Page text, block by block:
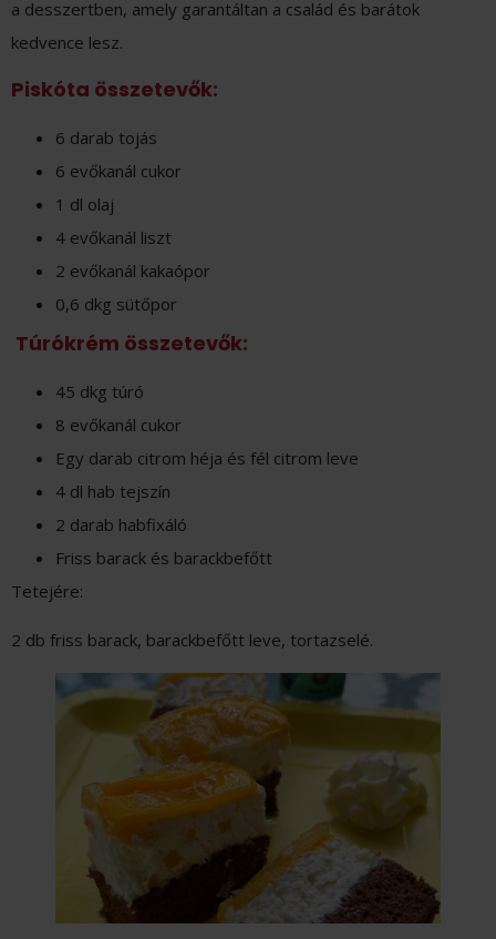
a desszertben, amely garantáltan a család és barátok
kedvence lesz.
Piskóta összetevők:
6 darab tojás
6 evőkanál cukor
1 dl olaj
4 evőkanál liszt
2 evőkanál kakaópor
0,6 dkg sütőpor
Túrókrém összetevők:
45 dkg túró
8 evőkanál cukor
Egy darab citrom héja és fél citrom leve
4 dl hab tejszín
2 darab habfixáló
Friss barack és barackbefőtt
Tetejére:
2 db friss barack, barackbefőtt leve, tortazselé.